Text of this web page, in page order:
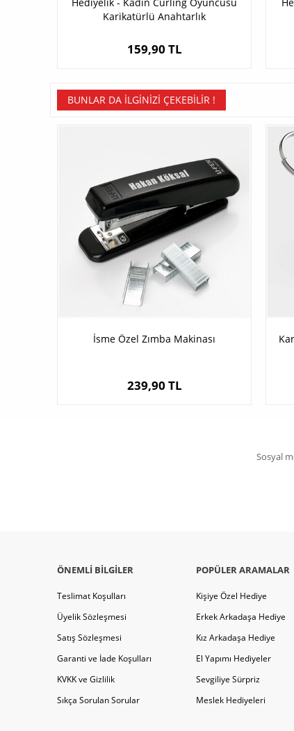
Hediyelik - Kadın Curling Oyuncusu
Karikatürlü Anahtarlık
159,90 TL
BUNLAR DA İLGINIZI ÇEKEBILIR !
İsme Özel Zımba Makinası
239,90 TL
Sosyal
ÖNEMLI BILGILER
Teslimat Koşulları
Üyelik Sözleşmesi
Satış Sözleşmesi
Garanti ve İade Koşulları
KVKK ve Gizlilik
Sıkça Sorulan Sorular
POPÜLER ARAMALAR
Kişiye Özel Hediye
Erkek Arkadaşa Hediye
Kız Arkadaşa Hediye
El Yapımı Hediyeler
Sevgiliye Sürpriz
Meslek Hediyeleri